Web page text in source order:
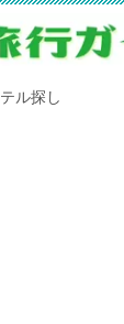
ル探し